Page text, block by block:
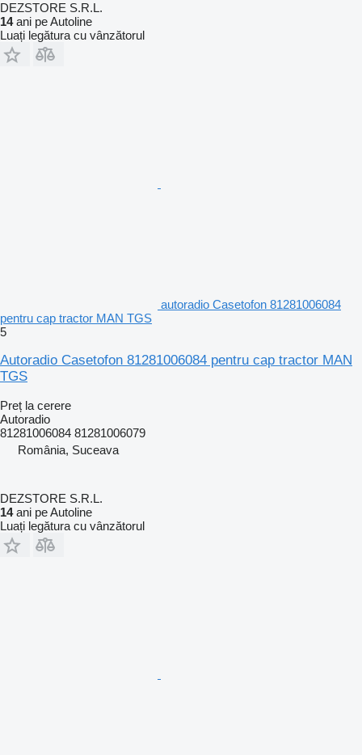
DEZSTORE S.R.L.
14ani pe Autoline
Luați legătura cu vânzătorul
autoradio Casetofon 81281006084
pentru cap tractor MAN TGS
5
Autoradio Casetofon 81281006084 pentru cap tractor MAN
TGS
Preț la cerere
Autoradio
81281006084 81281006079
România, Suceava
DEZSTORE S.R.L.
14ani pe Autoline
Luați legătura cu vânzătorul